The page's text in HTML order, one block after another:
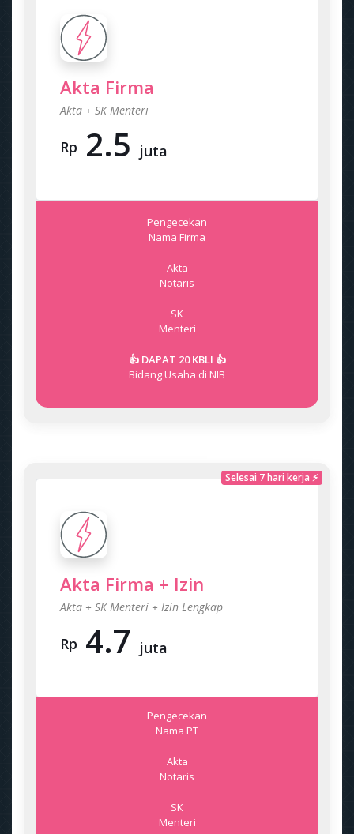
Akta Firma
Akta + SK Menteri
Rp 2.5 juta
Pengecekan
Nama Firma
Akta
Notaris
SK
Menteri
👍 DAPAT 20 KBLI 👍
Bidang Usaha di NIB
Selesai 7 hari kerja ⚡
Akta Firma + Izin
Akta + SK Menteri + Izin Lengkap
Rp 4.7 juta
Pengecekan
Nama PT
Akta
Notaris
SK
Menteri